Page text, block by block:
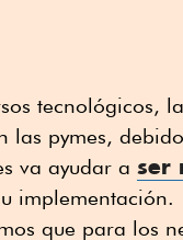
tecnológicos,
las pymes,
va ayudar a ser
implementación.
que para los